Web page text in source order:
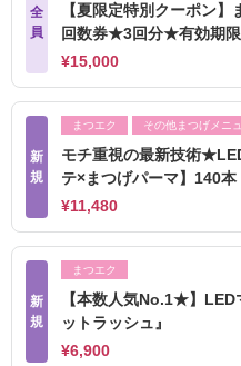
全
員
【夏限定特別クーポン】
回数券★3回分★有効期限
¥15,000
新
規
まつエク その他まつげメニ
モチ重視の最新技術
テ×まつげパーマ】140本
¥11,480
新
規
まつエク
【本数人気No.1★】LED
ットラッシュ』
¥6,900